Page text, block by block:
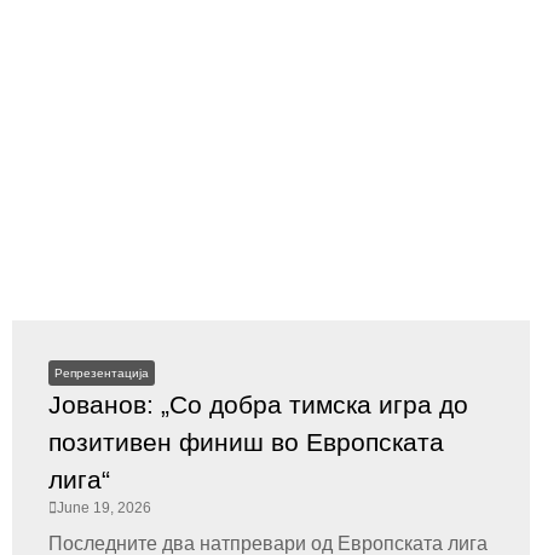
Репрезентација
Јованов: „Со добра тимска игра до
позитивен финиш во Европската
лига“
June 19, 2026
Последните два натпревари од Европската лига